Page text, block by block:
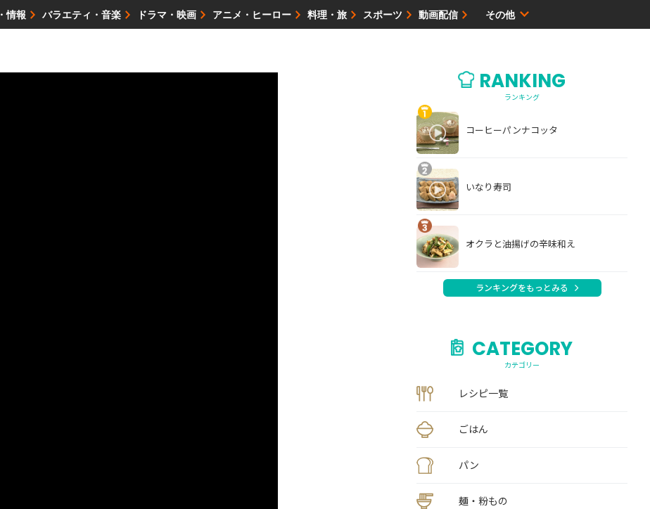
情報 バラエティ・音楽 ドラマ・映画 アニメ・ヒーロー 料理・旅 スポーツ 動画配信 その他
RANKING
ランキング
コーヒーパンナコッタ
いなり寿司
オクラと油揚げの辛味和え
ランキングをもっとみる
CATEGORY
カテゴリー
レシピ一覧
ごはん
パン
麺・粉もの